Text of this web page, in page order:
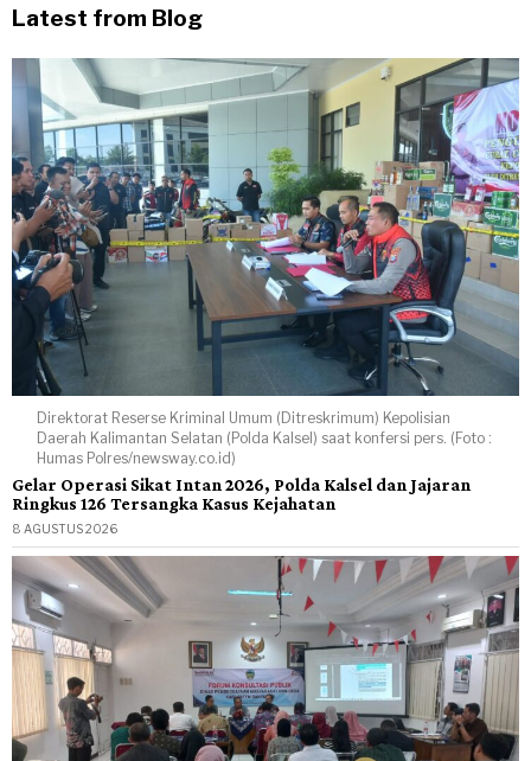
Latest from Blog
Direktorat Reserse Kriminal Umum (Ditreskrimum) Kepolisian
Daerah Kalimantan Selatan (Polda Kalsel) saat konfersi pers. (Foto :
Humas Polres/newsway.co.id)
Gelar Operasi Sikat Intan 2026, Polda Kalsel dan Jajaran
Ringkus 126 Tersangka Kasus Kejahatan
8 AGUSTUS 2026